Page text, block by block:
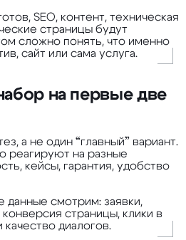
SEO, контент, техническая
страницы будут
сложно понять, что именно
сайт или сама услуга.
на первые две
а не один “главный” вариант.
реагируют на разные
кейсы, гарантия, удобство
данные смотрим: заявки,
страницы, клики в
диалогов.